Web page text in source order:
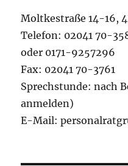
Moltkestraße 14-16,
Telefon: 02041 70-
oder 0171-9257296
Fax: 02041 70-3761
Sprechstunde: nach
anmelden)
E-Mail: